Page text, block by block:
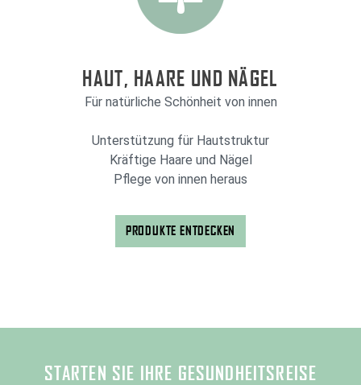
HAUT, HAARE UND NÄGEL
Für natürliche Schönheit von innen
Unterstützung für Hautstruktur
Kräftige Haare und Nägel
Pflege von innen heraus
PRODUKTE ENTDECKEN
STARTEN SIE IHRE GESUNDHEITSREISE